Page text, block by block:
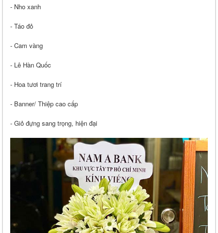
- Nho xanh
- Táo đỏ
- Cam vàng
- Lê Hàn Quốc
- Hoa tươi trang trí
- Banner/ Thiệp cao cấp
- Giỏ đựng sang trọng, hiện đại